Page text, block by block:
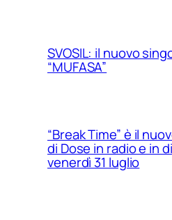
SVOSIL: il nuovo
“MUFASA”
“Break Time” è il
di Dose in radio e in
venerdì 31 luglio